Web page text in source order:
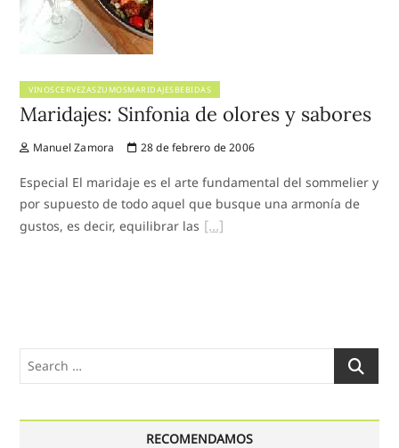
VINOSCERVEZASZUMOSMARIDAJESBEBIDAS
Maridajes: Sinfonia de olores y sabores
Manuel Zamora 28 de febrero de 2006
Especial El maridaje es el arte fundamental del sommelier y
por supuesto de todo aquel que busque una armonía de
gustos, es decir, equilibrar las
Search
RECOMENDAMOS